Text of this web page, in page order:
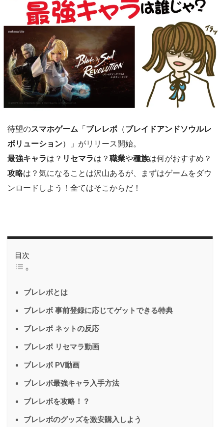
待望のスマホゲーム 「 ブレレボ （ブレイドアンドソウルレ
ボリューション）」がリリース開始。
最強キャラは？ リセマラは？ 職業や種族は何がおすすめ？
攻略は？気になることは沢山あるが、まずはゲームをダウ
ンロードしよう！全てはそこからだ！
目次
ブレレボとは
ブレレボ 事前登録に応じてゲットできる特典
ブレレボ ネットの反応
ブレレボ リセマラ動画
ブレレボ PV動画
ブレレボ最強キャラ入手方法
ブレレボを攻略！？
ブレレボのグッズを激安購入しよう